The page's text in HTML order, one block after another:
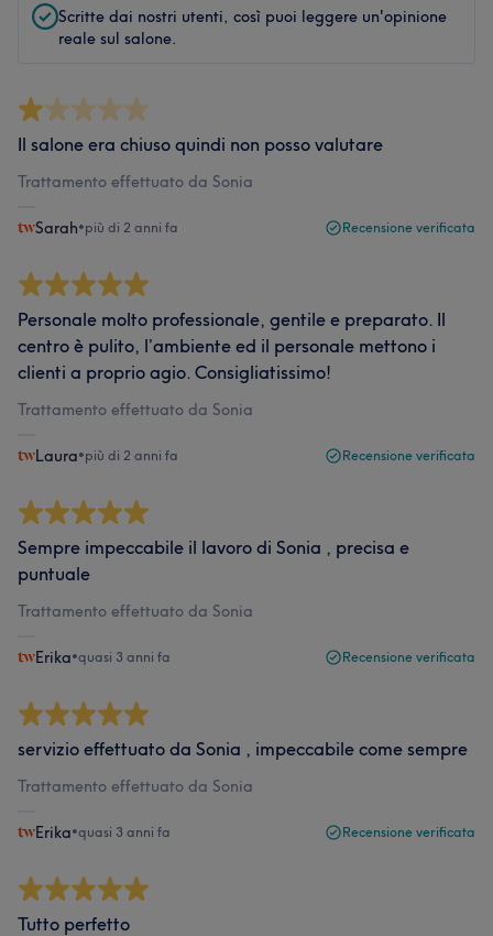
Scritte dai nostri utenti, così puoi leggere un'opinione
reale sul salone.
Il salone era chiuso quindi non posso valutare
Trattamento effettuato da Sonia
Sarah•più di 2 anni fa Recensione verificata
Personale molto professionale, gentile e preparato. Il
centro è pulito, l’ambiente ed il personale mettono i
clienti a proprio agio. Consigliatissimo!
Trattamento effettuato da Sonia
Laura•più di 2 anni fa Recensione verificata
Sempre impeccabile il lavoro di Sonia , precisa e
puntuale
Trattamento effettuato da Sonia
Erika•quasi 3 anni fa Recensione verificata
servizio effettuato da Sonia , impeccabile come sempre
Trattamento effettuato da Sonia
Erika•quasi 3 anni fa Recensione verificata
Tutto perfetto